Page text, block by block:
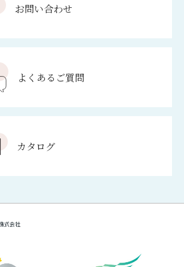
お問い合わせ
よくあるご質問
カタログ